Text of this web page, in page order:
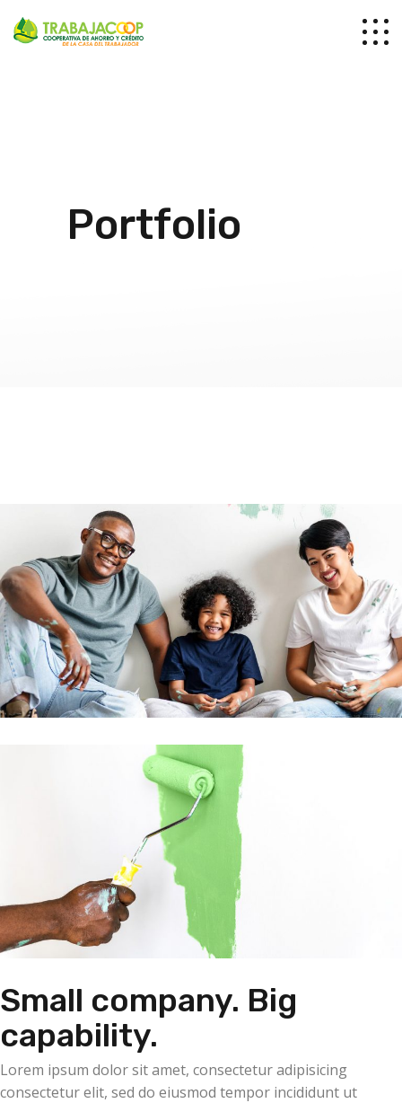
Portfolio
Small company. Big
capability.
Lorem ipsum dolor sit amet, consectetur adipisicing
consectetur elit, sed do eiusmod tempor incididunt ut